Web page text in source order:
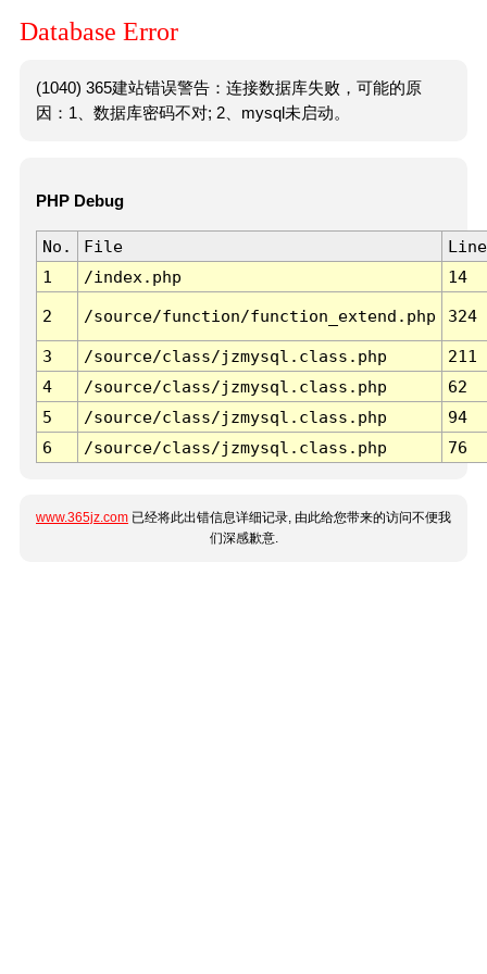
Database Error
(1040) 365建站错误警告：连接数据库失败，可能的原
因：1、数据库密码不对; 2、mysql未启动。
PHP Debug
No. File
Line
1
/index.php 14
2 /source/function/function_extend.php 324
3 /source/class/jzmysql.class.php
211
4
/source/class/jzmysql.class.php
62
5
/source/class/jzmysql.class.php
94
6
/source/class/jzmysql.class.php 76
www.365jz.com 已经将此出错信息详细记录, 由此给您带来的访问不便我
们深感歉意.